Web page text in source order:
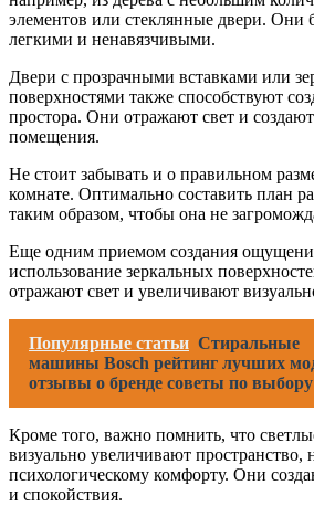
элементов или стеклянные двери. Они
легкими и ненавязчивыми.
Двери с прозрачными вставками или
поверхностями также способствуют
простора. Они отражают свет и
помещения.
Не стоит забывать и о правильном
комнате. Оптимально составить план
таким образом, чтобы она не
Еще одним приемом создания
использование зеркальных
отражают свет и увеличивают
Популярные статьи Стиральные
машины Bosch рейтинг лучших
отзывы о бренде советы по выбору
Кроме того, важно помнить, что
визуально увеличивают пространство,
психологическому комфорту. Они
и спокойствия.